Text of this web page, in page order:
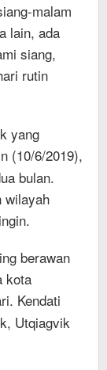
malam
lain, ada
siang,
rutin
yang
(10/6/2019),
bulan.
wilayah
berawan
kota
Kendati
Utqiagvik